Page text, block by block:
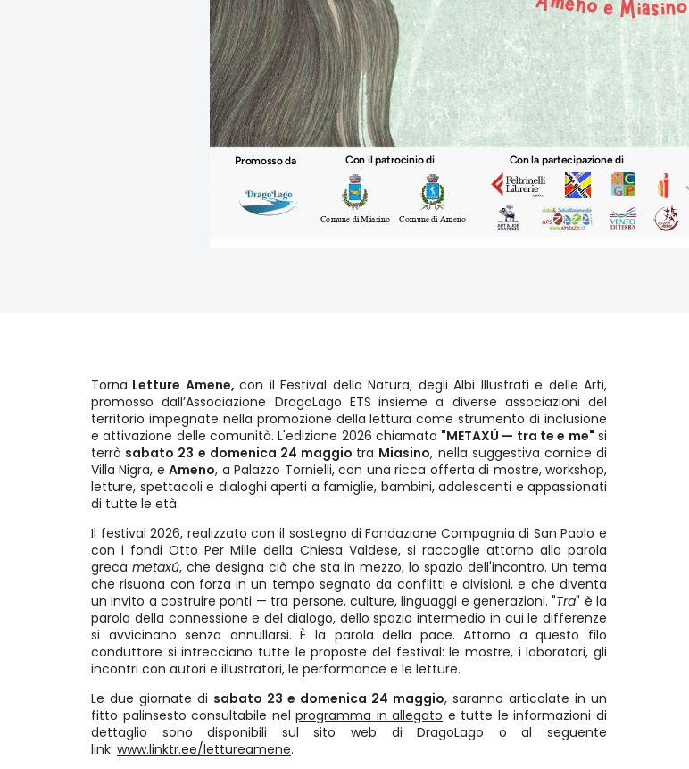
Torna Letture Amene,con il Festival della Natura, degli Albi Illustrati e delle Arti,
promosso dall’Associazione DragoLago ETS insieme a diverse associazioni del
territorio impegnate nella promozione della lettura come strumento di inclusione
e attivazione delle comunità. L'edizione 2026 chiamata "METAXÚ — tra te e me" si
terrà sabato 23 e domenica 24 maggio tra Miasino, nella suggestiva cornice di
Villa Nigra, eAmeno, a Palazzo Tornielli, con una ricca offerta di mostre, workshop,
letture, spettacoli e dialoghi aperti a famiglie, bambini, adolescenti e appassionati
di tutte le età.
Il festival 2026, realizzato con il sostegno di Fondazione Compagnia di San Paolo e
con i fondi Otto Per Mille della Chiesa Valdese, si raccoglie attorno alla parola
greca metaxú, che designa ciò che sta in mezzo, lo spazio dell'incontro. Un tema
che risuona con forza in un tempo segnato da conflitti e divisioni, e che diventa
un invito a costruire ponti — tra persone, culture, linguaggi e generazioni. "Tra" è la
parola della connessione e del dialogo, dello spazio intermedio in cui le differenze
si avvicinano senza annullarsi. È la parola della pace. Attorno a questo filo
conduttore si intrecciano tutte le proposte del festival: le mostre, i laboratori, gli
incontri con autori e illustratori, le performance e le letture.
Le due giornate di sabato 23 e domenica 24 maggio, saranno articolate in un
fitto palinsesto consultabile nelprogramma in allegato e tutte le informazioni di
dettaglio sono disponibili sul sito web di DragoLago o al seguente
link: www.linktr.ee/lettureamene.